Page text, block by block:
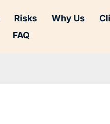
Risks Why Us
FAQ